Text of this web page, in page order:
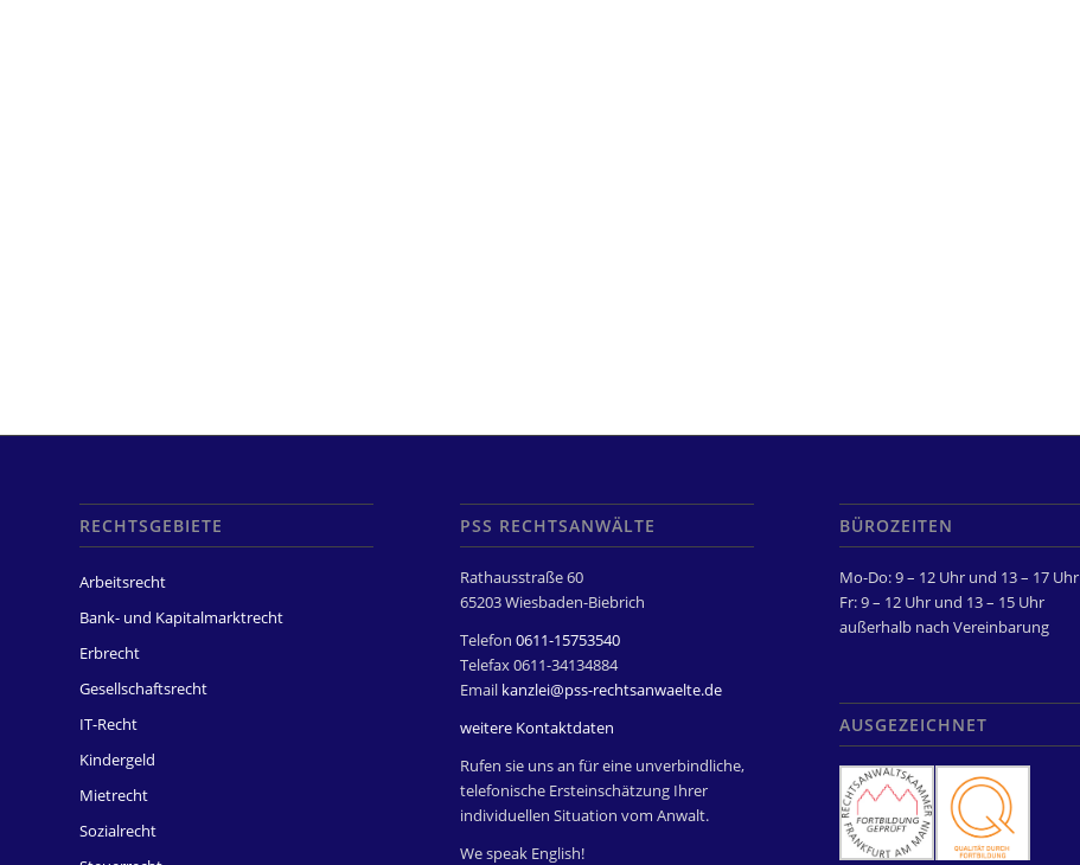
RECHTSGEBIETE
Arbeitsrecht
Bank- und Kapitalmarktrecht
Erbrecht
Gesellschaftsrecht
IT-Recht
Kindergeld
Mietrecht
Sozialrecht
PSS RECHTSANWÄLTE
Rathausstraße 60
65203 Wiesbaden-Biebrich
Telefon 0611-15753540
Telefax 0611-34134884
Email kanzlei@pss-rechtsanwaelte.de
weitere Kontaktdaten
Rufen sie uns an für eine unverbindliche,
telefonische Ersteinschätzung Ihrer
individuellen Situation vom Anwalt.
We speak English!
BÜROZEITEN
Mo-Do: 9 – 12 Uhr und 13 – 17 Uhr
Fr: 9 – 12 Uhr und 13 – 15 Uhr
außerhalb nach Vereinbarung
AUSGEZEICHNET